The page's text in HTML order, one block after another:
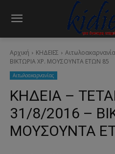
Αρχική ΚΗΔΕΙΕΣ
ΒΙΚΤΩΡΙΑ ΧΡ. ΜΟΥΣΟΥΝΤΑ ΕΤΩΝ 85
Aιτωλοακαρνανίας
ΚΗΔΕΙΑ –
31/8/2016 –
ΜΟΥΣΟΥΝΤΑ